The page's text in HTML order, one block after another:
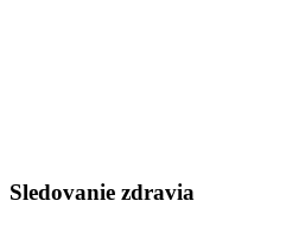
Sledovanie zdravia